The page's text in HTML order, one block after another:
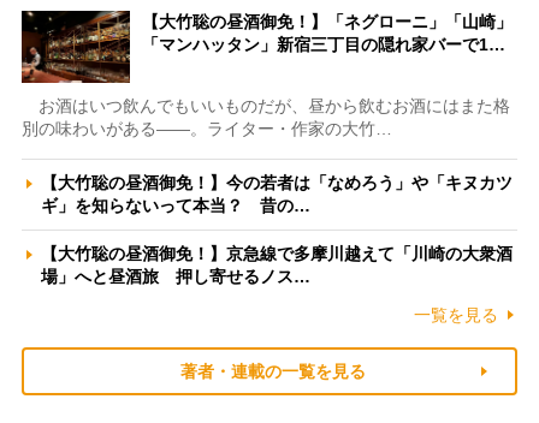
【大竹聡の昼酒御免！】「ネグローニ」「山崎」
「マンハッタン」新宿三丁目の隠れ家バーで1…
お酒はいつ飲んでもいいものだが、昼から飲むお酒にはまた格
別の味わいがある――。ライター・作家の大竹…
【大竹聡の昼酒御免！】今の若者は「なめろう」や「キヌカツ
ギ」を知らないって本当？ 昔の…
【大竹聡の昼酒御免！】京急線で多摩川越えて「川崎の大衆酒
場」へと昼酒旅 押し寄せるノス…
一覧を見る
著者・連載の一覧を見る